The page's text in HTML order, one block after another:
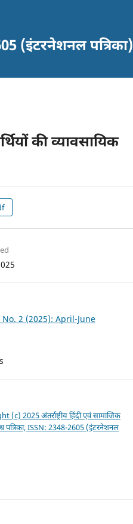
(इंटरनेशनल पत्रिका)
की व्यावसायिक
No. 2 (2025): April-June
(c) 2025 अंतर्राष्ट्रीय हिंदी एवं सामाजिक
पत्रिका, ISSN: 2348-2605 (इंटरनेशनल